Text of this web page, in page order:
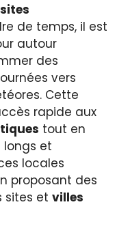
sites
de temps, il est
autour
des
vers
Cette
rapide aux
tout en
et
locales
proposant des
sites et villes